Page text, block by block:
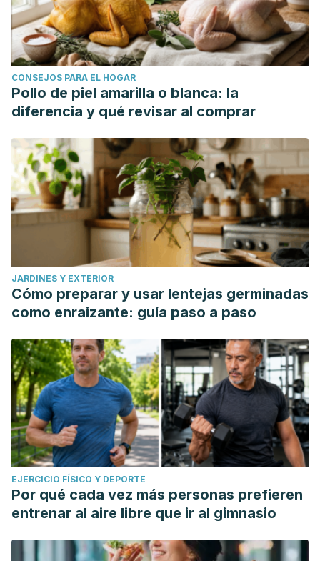
CONSEJOS PARA EL HOGAR
Pollo de piel amarilla o blanca: la
diferencia y qué revisar al comprar
JARDINES Y EXTERIOR
Cómo preparar y usar lentejas germinadas
como enraizante: guía paso a paso
EJERCICIO FÍSICO Y DEPORTE
Por qué cada vez más personas prefieren
entrenar al aire libre que ir al gimnasio